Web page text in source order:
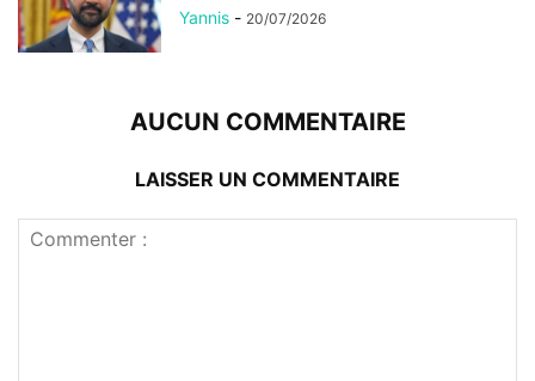
Yannis - 20/07/2026
AUCUN COMMENTAIRE
LAISSER UN COMMENTAIRE